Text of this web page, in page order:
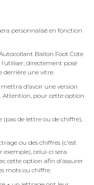
personnalisé en fonction
Ballon Foot Cote
directement posé
derrière une vitre.
d’avoir une version
Attention, pour cette option
de lettre ou de chiffre),
ou des chiffres (c'est
exemple), celui-ci sera
cette option afin d'assurer
mots ou chiffre.